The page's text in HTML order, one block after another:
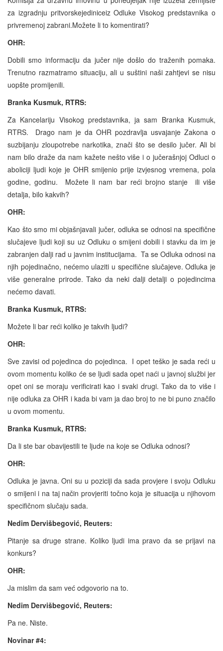
za izgradnju pritvorskejediniceiz Odluke Visokog predstavnika o
privremenoj zabrani.Možete li to komentirati?
OHR:
Dobili smo informaciju da jučer nije došlo do traženih pomaka.
Trenutno razmatramo situaciju, ali u suštini naši zahtjevi se nisu
uopšte promijenili.
Branka Kusmuk, RTRS:
Za Kancelariju Visokog predstavnika, ja sam Branka Kusmuk,
RTRS. Drago nam je da OHR pozdravlja usvajanje Zakona o
suzbijanju zloupotrebe narkotika, znači što se desilo jučer. Ali bi
nam bilo draže da nam kažete nešto više i o jučerašnjoj Odluci o
aboliciji ljudi koje je OHR smijenio prije izvjesnog vremena, pola
godine, godinu. Možete li nam bar reći brojno stanje ili više
detalja, bilo kakvih?
OHR:
Kao što smo mi objašnjavali jučer, odluka se odnosi na specifične
slučajeve ljudi koji su uz Odluku o smijeni dobili i stavku da im je
zabranjen dalji rad u javnim institucijama. Ta se Odluka odnosi na
njih pojedinačno, nećemo ulaziti u specifične slučajeve. Odluka je
više generalne prirode. Tako da neki dalji detalji o pojedincima
nećemo davati.
Branka Kusmuk, RTRS:
Možete li bar reći koliko je takvih ljudi?
OHR:
Sve zavisi od pojedinca do pojedinca. I opet teško je sada reći u
ovom momentu koliko će se ljudi sada opet naći u javnoj službi jer
opet oni se moraju verificirati kao i svaki drugi. Tako da to više i
nije odluka za OHR i kada bi vam ja dao broj to ne bi puno značilo
u ovom momentu.
Branka Kusmuk, RTRS:
Da li ste bar obavijestili te ljude na koje se Odluka odnosi?
OHR:
Odluka je javna. Oni su u poziciji da sada provjere i svoju Odluku
o smijeni i na taj način provjeriti točno koja je situacija u njihovom
specifičnom slučaju sada.
Nedim Dervišbegović, Reuters:
Pitanje sa druge strane. Koliko ljudi ima pravo da se prijavi na
konkurs?
OHR:
Ja mislim da sam već odgovorio na to.
Nedim Dervišbegović, Reuters:
Pa ne. Niste.
Novinar #4: